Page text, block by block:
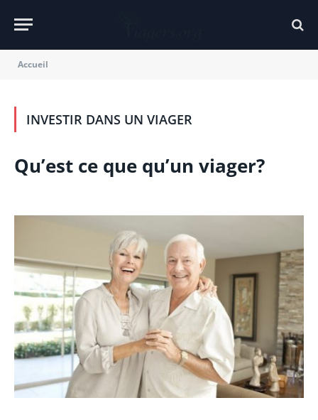
Accueil
INVESTIR DANS UN VIAGER
Qu’est ce que qu’un viager?